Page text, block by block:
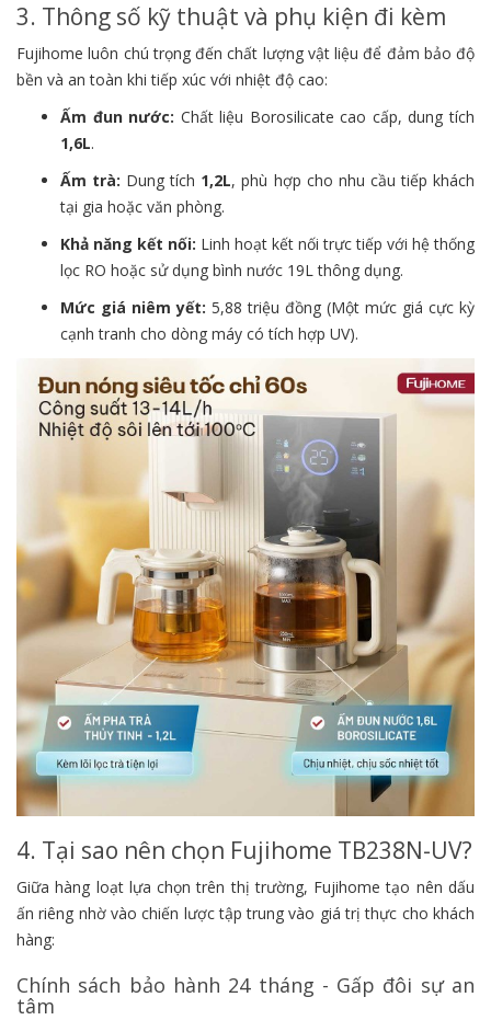
3. Thông số kỹ thuật và phụ kiện đi kèm
Fujihome luôn chú trọng đến chất lượng vật liệu để đảm bảo độ
bền và an toàn khi tiếp xúc với nhiệt độ cao:
Ấm đun nước: Chất liệu Borosilicate cao cấp, dung tích
1,6L.
Ấm trà: Dung tích 1,2L, phù hợp cho nhu cầu tiếp khách
tại gia hoặc văn phòng.
Khả năng kết nối: Linh hoạt kết nối trực tiếp với hệ thống
lọc RO hoặc sử dụng bình nước 19L thông dụng.
Mức giá niêm yết: 5,88 triệu đồng (Một mức giá cực kỳ
cạnh tranh cho dòng máy có tích hợp UV).
4. Tại sao nên chọn Fujihome TB238N-UV?
Giữa hàng loạt lựa chọn trên thị trường, Fujihome tạo nên dấu
ấn riêng nhờ vào chiến lược tập trung vào giá trị thực cho khách
hàng:
Chính sách bảo hành 24 tháng - Gấp đôi sự an
tâm